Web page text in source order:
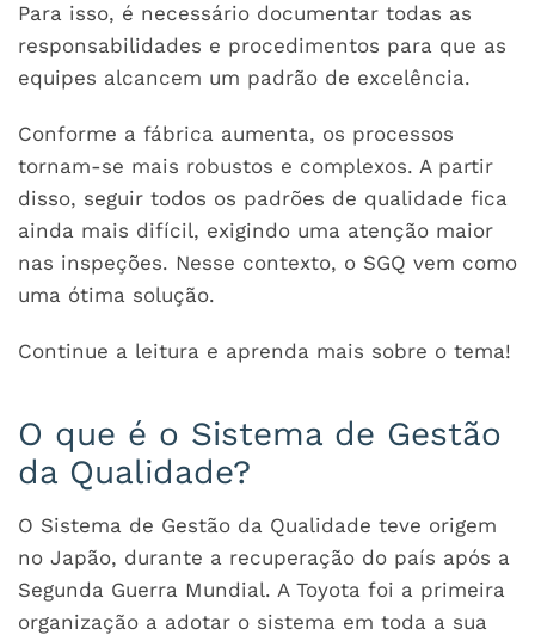
Para isso, é necessário documentar todas as
responsabilidades e procedimentos para que as
equipes alcancem um padrão de excelência.
Conforme a fábrica aumenta, os processos
tornam-se mais robustos e complexos. A partir
disso, seguir todos os padrões de qualidade fica
ainda mais difícil, exigindo uma atenção maior
nas inspeções. Nesse contexto, o SGQ vem como
uma ótima solução.
Continue a leitura e aprenda mais sobre o tema!
O que é o Sistema de Gestão
da Qualidade?
O Sistema de Gestão da Qualidade teve origem
no Japão, durante a recuperação do país após a
Segunda Guerra Mundial. A Toyota foi a primeira
organização a adotar o sistema em toda a sua